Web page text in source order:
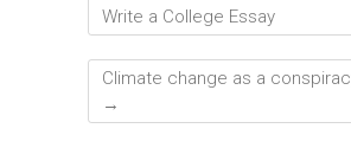
Write a College Essay
Climate change as a
→